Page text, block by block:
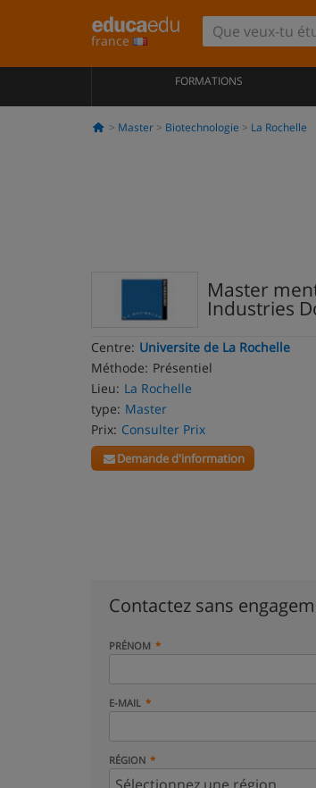
france
FORMATIONS
Master Biotechnologie La Rochelle
Master
Industries
Centre: Universite de La Rochelle
Méthode: Présentiel
Lieu: La Rochelle
type: Master
Prix: Consulter Prix
Demande d'information
Contactez sans
PRÉNOM
E-MAIL
RÉGION